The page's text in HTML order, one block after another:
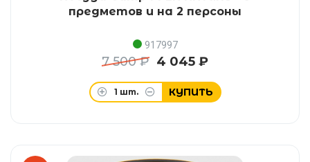
предметов и на 2 персоны
917997
7 500 ₽ 4 045 ₽
1 шт. КУПИТЬ